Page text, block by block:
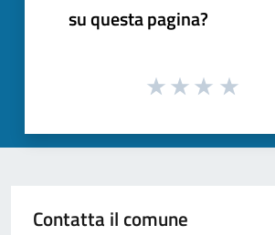
su questa pagina?
Contatta il comune